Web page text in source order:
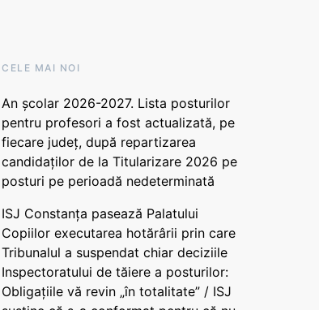
CELE MAI NOI
An școlar 2026-2027. Lista posturilor
pentru profesori a fost actualizată, pe
fiecare județ, după repartizarea
candidaților de la Titularizare 2026 pe
posturi pe perioadă nedeterminată
ISJ Constanța pasează Palatului
Copiilor executarea hotărârii prin care
Tribunalul a suspendat chiar deciziile
Inspectoratului de tăiere a posturilor:
Obligațiile vă revin „în totalitate” / ISJ